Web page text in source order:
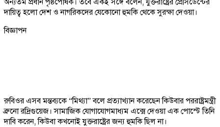
দায়িত্ব হলো দেশ ও নাগরিকদের যেকোনো হুমকি থেকে সুরক্ষা দেওয়া।
বিজ্ঞাপন
রুবিওর এসব মন্তব্যকে “মিথ্যা” বলে প্রত্যাখ্যান করেছেন কিউবার পররাষ্ট্রমন্ত্রী
ব্রুনো রদ্রিগুয়েজ। সামাজিক যোগাযোগমাধ্যম এক্সে দেওয়া এক পোস্টে তিনি
দাবি করেন, কিউবা কখনোই যুক্তরাষ্ট্রের জন্য হুমকি ছিল না।